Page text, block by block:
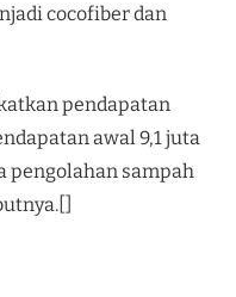
cocofiber dan
pendapatan
awal 9,1 juta
pengolahan sampah